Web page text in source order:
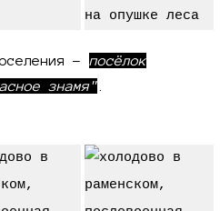
- посёлок
знамя".